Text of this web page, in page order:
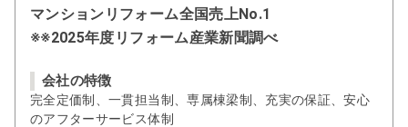
マンションリフォーム全国売上No.1
※※2025年度リフォーム産業新聞調べ
会社の特徴
完全定価制、一貫担当制、専属棟梁制、充実の保証、安心
のアフターサービス体制